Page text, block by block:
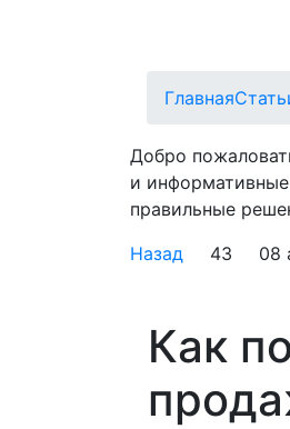
Главная
Добро
и
правильные
Назад
43 08
Как